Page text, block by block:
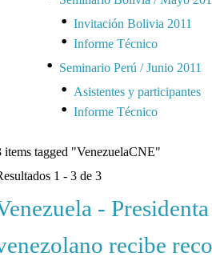
Invitación Bolivia 2011
Informe Técnico
Seminario Perú / Junio 2011
Asistentes y participantes
Informe Técnico
items tagged "VenezuelaCNE"
1 - 3 de 3
-
recibe